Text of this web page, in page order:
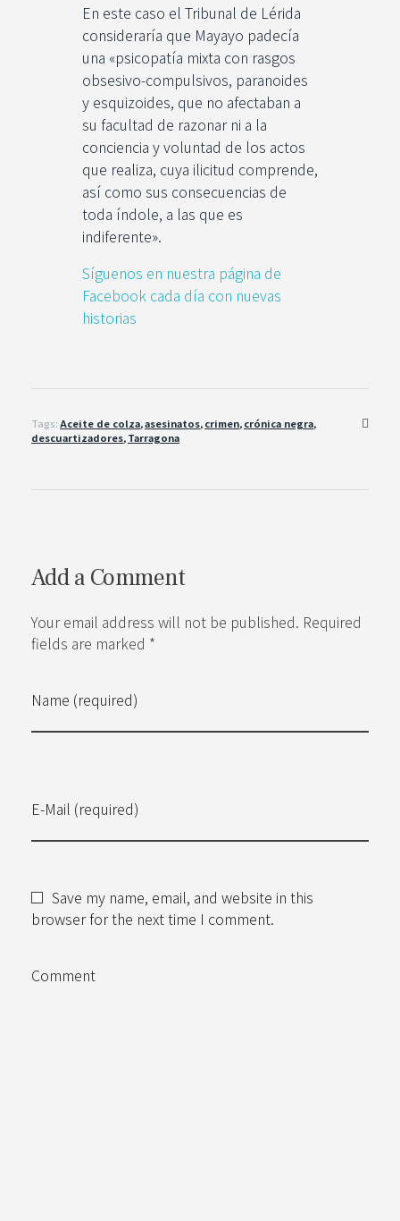
En este caso el Tribunal de Lérida
consideraría que Mayayo padecía
una «psicopatía mixta con rasgos
obsesivo-compulsivos, paranoides
y esquizoides, que no afectaban a
su facultad de razonar ni a la
conciencia y voluntad de los actos
que realiza, cuya ilicitud comprende,
así como sus consecuencias de
toda índole, a las que es
indiferente».
Síguenos en nuestra página de
Facebook cada día con nuevas
historias
Tags:Aceite de colza,asesinatos,crimen,crónica negra,
descuartizadores,Tarragona
Add a Comment
Your email address will not be published. Required
fields are marked *
Name (required)
E-Mail (required)
Save my name, email, and website in this
browser for the next time I comment.
Comment